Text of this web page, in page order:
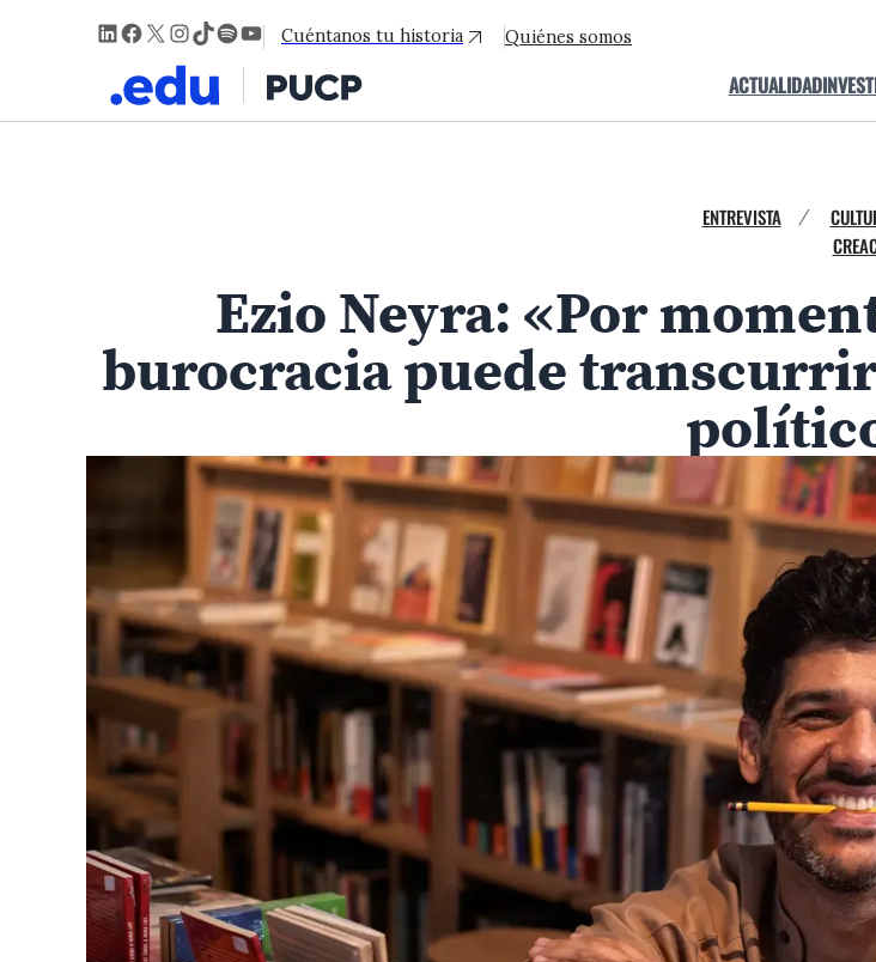
LinkedIn
Facebook
X Instagram
TikTok
Spotify
YouTube
Cuéntanos tu historia Quiénes somos
ACTUALIDAD
ENTREVISTA /
Ezio Neyra: «Por
burocracia puede